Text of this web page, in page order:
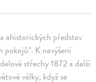
ahistorických představ
K navýšení
střechy 1872 a další
války, když se